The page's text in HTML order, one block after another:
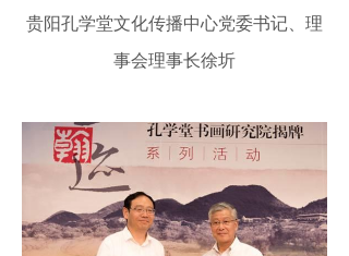
贵阳孔学堂文化传播中心党委书记、理
事会理事长徐圻